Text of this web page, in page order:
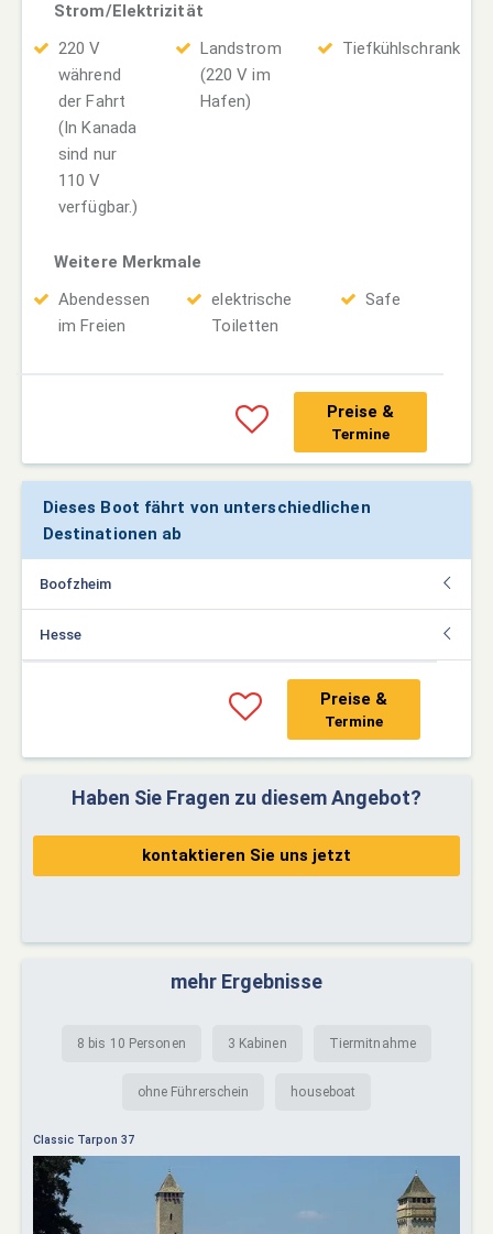
Strom/Elektrizität
220 V
während
der Fahrt
(In Kanada
sind nur
110 V
verfügbar.)
Landstrom
(220 V im
Hafen)
Tiefkühlschrank
Weitere Merkmale
Abendessen
im Freien
elektrische
Toiletten
Safe
Preise &
Termine
Dieses Boot fährt von unterschiedlichen
Destinationen ab
Boofzheim
Hesse
Preise &
Termine
Haben Sie Fragen zu diesem Angebot?
kontaktieren Sie uns jetzt
mehr Ergebnisse
8 bis 10 Personen 3 Kabinen Tiermitnahme
ohne Führerschein houseboat
Classic Tarpon 37